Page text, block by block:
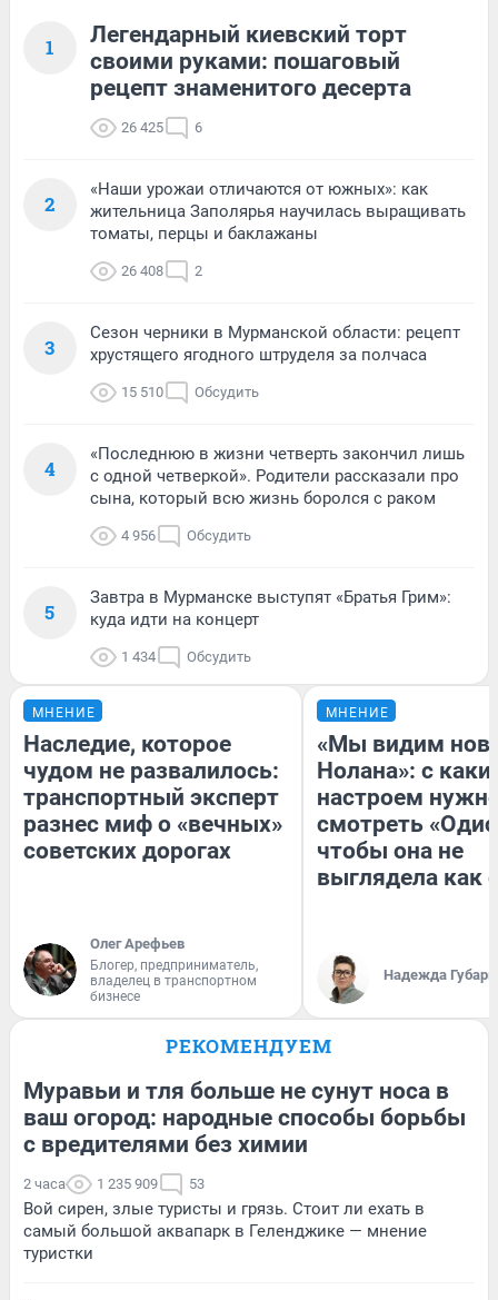
1
Легендарный киевский торт
своими руками: пошаговый
рецепт знаменитого десерта
26 425 6
2
«Наши урожаи отличаются от южных»: как
жительница Заполярья научилась выращивать
томаты, перцы и баклажаны
26 408 2
3
Сезон черники в Мурманской области: рецепт
хрустящего ягодного штруделя за полчаса
15 510 Обсудить
4
«Последнюю в жизни четверть закончил лишь
с одной четверкой». Родители рассказали про
сына, который всю жизнь боролся с раком
4 956 Обсудить
5
Завтра в Мурманске выступят «Братья Грим»:
куда идти на концерт
1 434 Обсудить
МНЕНИЕ
Наследие, которое
чудом не развалилось:
транспортный эксперт
разнес миф о «вечных»
советских дорогах
Олег Арефьев
Блогер, предприниматель,
владелец в транспортном
бизнесе
МНЕНИЕ
«Мы видим
Нолана»: с
настроем
смотреть
чтобы она не
выглядела как
Надежда Губарь
РЕКОМЕНДУЕМ
Муравьи и тля больше не сунут носа в
ваш огород: народные способы борьбы
с вредителями без химии
2 часа 1 235 909 53
Вой сирен, злые туристы и грязь. Стоит ли ехать в
самый большой аквапарк в Геленджике — мнение
туристки